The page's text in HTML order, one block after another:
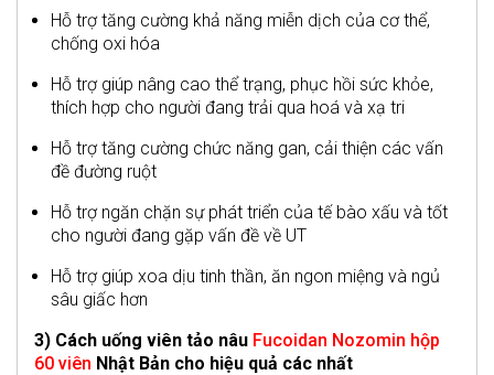
Hỗ trợ tăng cường khả năng miễn dịch của cơ thể,
chống oxi hóa
Hỗ trợ giúp nâng cao thể trạng, phục hồi sức khỏe,
thích hợp cho người đang trải qua hoá và xạ tri
Hỗ trợ tăng cường chức năng gan, cải thiện các vấn
đề đường ruột
Hỗ trợ ngăn chặn sự phát triển của tế bào xấu và tốt
cho người đang gặp vấn đề về UT
Hỗ trợ giúp xoa dịu tinh thần, ăn ngon miệng và ngủ
sâu giấc hơn
3) Cách uống viên tảo nâu Fucoidan Nozomin hộp
60 viên Nhật Bản cho hiệu quả các nhất